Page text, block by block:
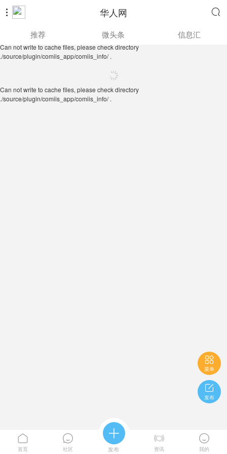
 华人网 
./source/plugin/comiis_app/comiis_info/ .
推荐 微头条 信息汇
Can not write to cache files, please check directory
./source/plugin/comiis_app/comiis_info/ .

菜单

发布

首页

社区

发布

资讯

我的
Can not write to cache files, please check directory
./source/plugin/comiis_app/comiis_info/ .